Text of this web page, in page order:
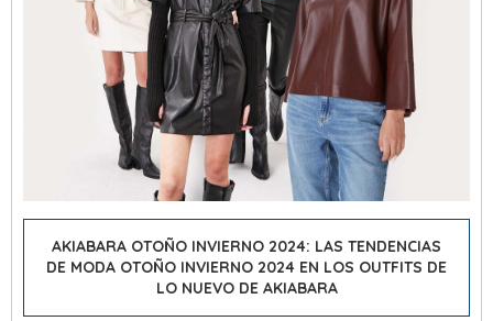
AKIABARA OTOÑO INVIERNO 2024: LAS TENDENCIAS
DE MODA OTOÑO INVIERNO 2024 EN LOS OUTFITS DE
LO NUEVO DE AKIABARA